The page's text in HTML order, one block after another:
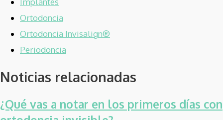
Ortodoncia
Ortodoncia Invisalign®
Periodoncia
Noticias relacionadas
¿Qué vas a notar en los primeros días con